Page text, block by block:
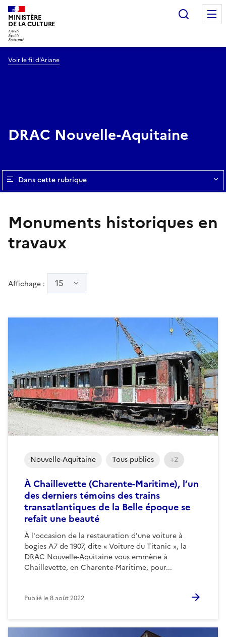
MINISTÈRE
DE LA CULTURE
Voir le fil d’Ariane
DRAC Nouvelle-Aquitaine
Dans cette rubrique
Monuments historiques en
travaux
Affichage : 15
À Chaillevette (Charente-Maritime), l’un
des derniers témoins des trains
transatlantiques de la Belle époque se
refait une beauté
À l'occasion de la restauration d'une voiture à
bogies A7 de 1907, dite « Voiture du Titanic », la
DRAC Nouvelle-Aquitaine vous emmène à
Chaillevette, en Charente-Maritime, pour...
Nouvelle-Aquitaine Tous publics +2
Publié le8 août 2022